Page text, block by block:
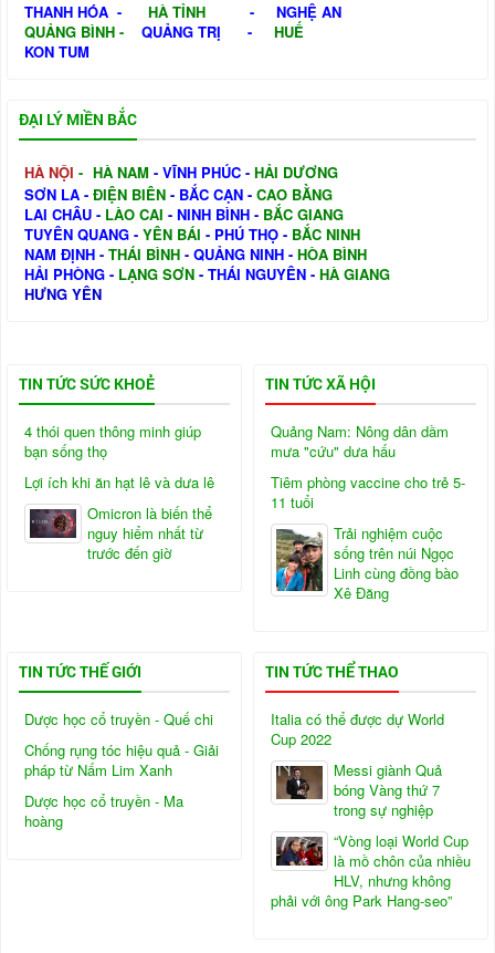
THANH HÓA - HÀ TỈNH -
NGHỆ AN
QUẢNG BÌNH - QUẢNG TRỊ -
HUẾ
KON TUM
ĐẠI LÝ MIỀN BẮC
HÀ NỘI - HÀ NAM - VĨNH PHÚC - HẢI DƯƠNG
SƠN LA - ĐIỆN BIÊN - BẮC CẠN - CAO BẰNG
LAI CHÂU - LÀO CAI - NINH BÌNH - BẮC GIANG
TUYÊN QUANG - YÊN BÁI - PHÚ THỌ - BẮC NINH
NAM ĐỊNH - THÁI BÌNH - QUẢNG NINH - HÒA BÌNH
HẢI PHÒNG - LẠNG SƠN - THÁI NGUYÊN - HÀ GIANG
HƯNG YÊN
TIN TỨC SỨC KHOẺ
4 thói quen thông minh giúp
bạn sống thọ
Lợi ích khi ăn hạt lê và dưa lê
Omicron là biến thể
nguy hiểm nhất từ
trước đến giờ
TIN TỨC XÃ HỘI
Quảng Nam: Nông dân dầm
mưa "cứu" dưa hấu
Tiêm phòng vaccine cho trẻ 5-
11 tuổi
Trải nghiệm cuộc
sống trên núi Ngọc
Linh cùng đồng bào
Xê Đăng
TIN TỨC THẾ GIỚI
Dược học cổ truyền - Quế chi
Chống rụng tóc hiệu quả - Giải
pháp từ Nấm Lim Xanh
Dược học cổ truyền - Ma
hoàng
TIN TỨC THỂ THAO
Italia có thể được dự World
Cup 2022
Messi giành Quả
bóng Vàng thứ 7
trong sự nghiệp
“Vòng loại World Cup
là mồ chôn của nhiều
HLV, nhưng không
phải với ông Park Hang-seo”